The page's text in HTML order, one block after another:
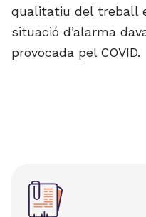
qualitatiu del treball
situació d’alarma
provocada pel COVID.